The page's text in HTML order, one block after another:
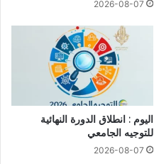
2026-08-07
اليوم : انطلاق الدورة النهائية
للتوجيه الجامعي
2026-08-07